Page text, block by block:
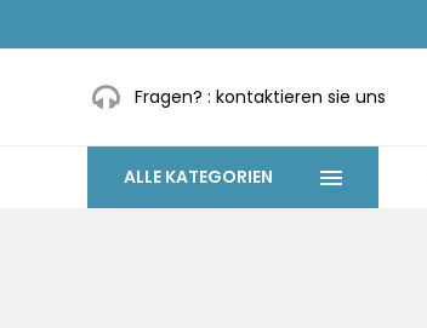
Fragen? : kontaktieren sie uns
ALLE KATEGORIEN